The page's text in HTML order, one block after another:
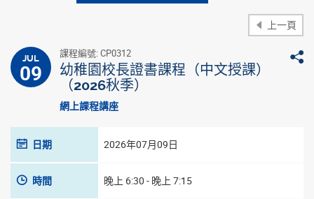
上一頁
JUL
09
課程編號: CP0312
幼稚園校長證書課程（中文授課）
（2026秋季）
網上課程講座
日期 2026年07月09日
時間 晚上 6:30 - 晚上 7:15